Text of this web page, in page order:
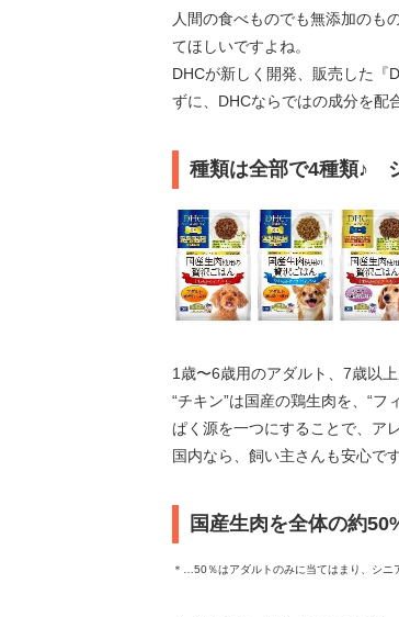
人間の食べものでも無添加のも
てほしいですよね。
DHCが新しく開発、販売した『
ずに、DHCならではの成分を配
種類は全部で4種類♪
1歳〜6歳用のアダルト、7歳以
“チキン”は国産の鶏生肉を、“
ぱく源を一つにすることで、ア
国内なら、飼い主さんも安心で
国産生肉を全体の約
＊…50％はアダルトのみに当てはまり、シニ